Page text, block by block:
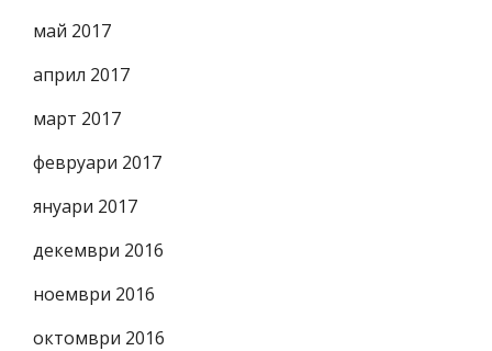
май 2017
април 2017
март 2017
февруари 2017
януари 2017
декември 2016
ноември 2016
октомври 2016